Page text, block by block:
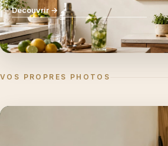
Découvrir →
VOS PROPRES PHOTOS